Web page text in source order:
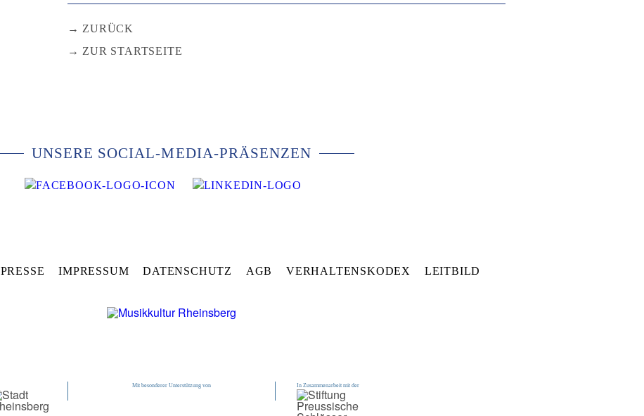
ZURÜCK
ZUR STARTSEITE
UNSERE SOCIAL-MEDIA-PRÄSENZEN
PRESSE IMPRESSUM DATENSCHUTZ AGB VERHALTENSKODEX LEITBILD
Mit besonderer Unterstützung von In Zusammenarbeit mit der